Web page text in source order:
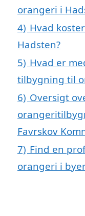
orangeri i
4) Hvad
Hadsten?
5) Hvad er
tilbygning til
6) Oversigt
Favrskov
7) Find en
orangeri i